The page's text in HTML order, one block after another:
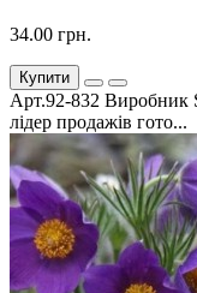
34.00 грн.
Купити
Арт.92-832 Виробник
лідер продажів гото...